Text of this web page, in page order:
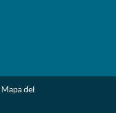
Mapa del